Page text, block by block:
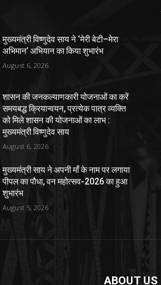
मुख्यमंत्री विष्णुदेव साय ने ‘मेरी बेटी–मेरा
अभिमान’ अभियान का किया शुभारंभ
August 6, 2026
शासन की जनकल्याणकारी योजनाओं का करें
समयबद्ध क्रियान्वयन, प्रत्येक पात्र व्यक्ति
को मिले शासन की योजनाओं का लाभ :
मुख्यमंत्री विष्णुदेव साय
August 6, 2026
मुख्यमंत्री साय ने अपनी माँ के नाम पर लगाया
पीपल का पौधा, वन महोत्सव-2026 का हुआ
शुभारंभ
August 5, 2026
ABOUT US